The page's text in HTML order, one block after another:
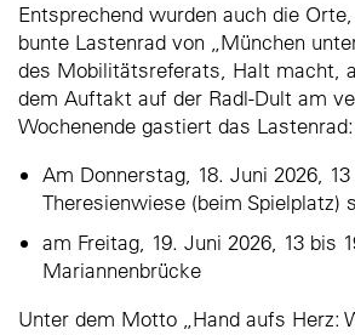
Entsprechend wurden auch die
bunte Lastenrad von „München
des Mobilitätsreferats, Halt macht,
dem Auftakt auf der Radl-Dult am
Wochenende gastiert das Lastenrad:
Am Donnerstag, 18. Juni 2026,
Theresienwiese (beim Spielplatz)
am Freitag, 19. Juni 2026, 13 bis
Mariannenbrücke
Unter dem Motto „Hand aufs Herz: